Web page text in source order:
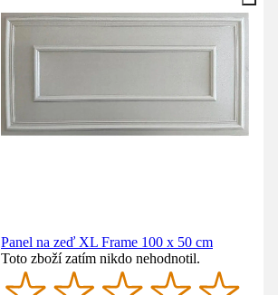
Panel na zeď XL Frame 100 x 50 cm
Toto zboží zatím nikdo nehodnotil.